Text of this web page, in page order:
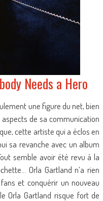
Needs a Hero
une figure du net, bien
de sa communication
cette artiste qui a éclos en
sa revanche avec un album
semble avoir été revu à la
Orla Gartland n’a rien
et conquérir un nouveau
Orla Gartland risque fort de